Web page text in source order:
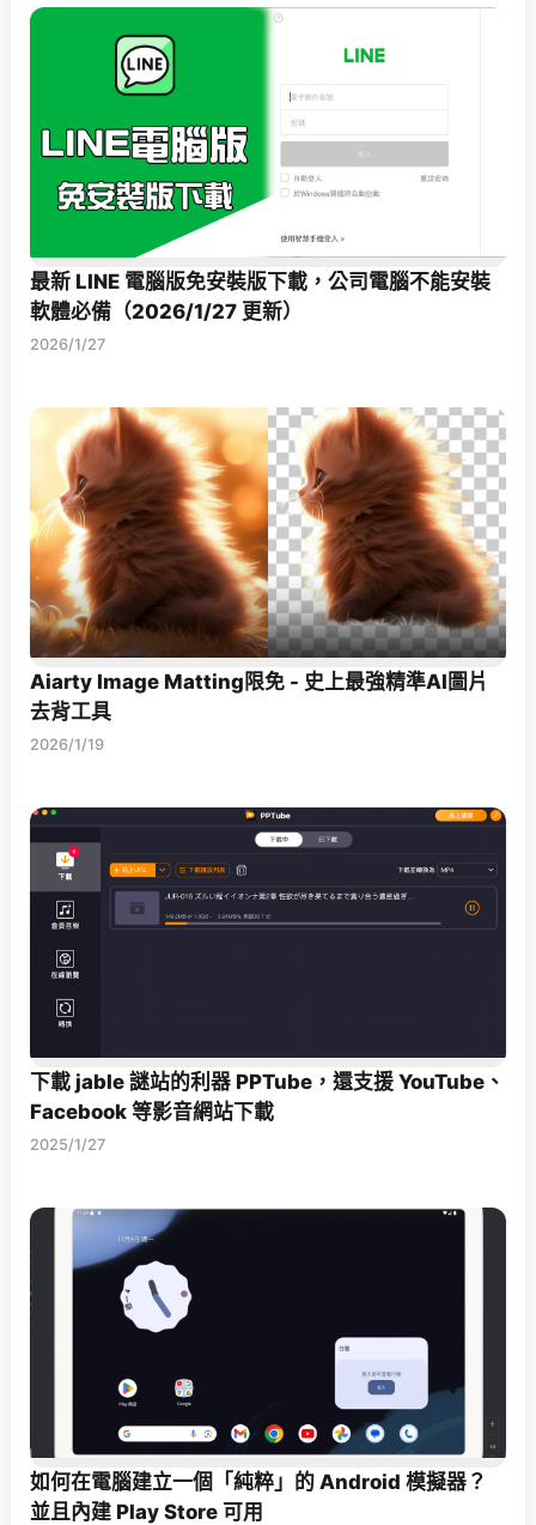
最新 LINE 電腦版免安裝版下載，公司電腦不能安裝
軟體必備（2026/1/27 更新）
2026/1/27
Aiarty Image Matting限免 - 史上最強精準AI圖片
去背工具
2026/1/19
下載 jable 謎站的利器 PPTube，還支援 YouTube、
Facebook 等影音網站下載
2025/1/27
如何在電腦建立一個「純粹」的 Android 模擬器？
並且內建 Play Store 可用